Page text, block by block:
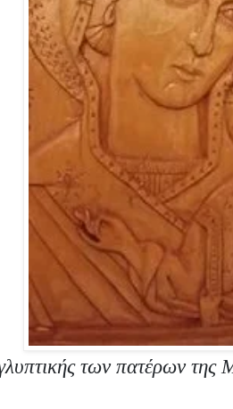
των πατέρων της